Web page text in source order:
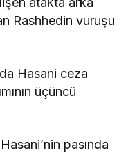
Rashhedin vuruşu
Hasani ceza
üçüncü
pasında